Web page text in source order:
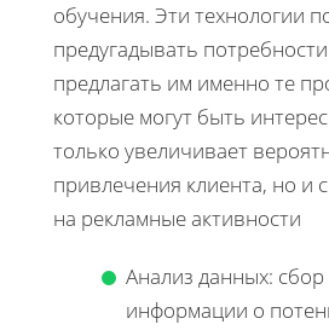
обучения. Эти технологии
предугадывать
предлагать им именно те
которые могут быть
только увеличивает
привлечения клиента, но и
на рекламные активности
Анализ данных:
информации о